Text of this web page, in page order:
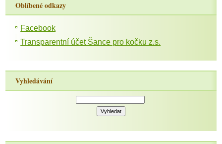
Oblíbené odkazy
Facebook
Transparentní účet Šance pro kočku z.s.
Vyhledávání